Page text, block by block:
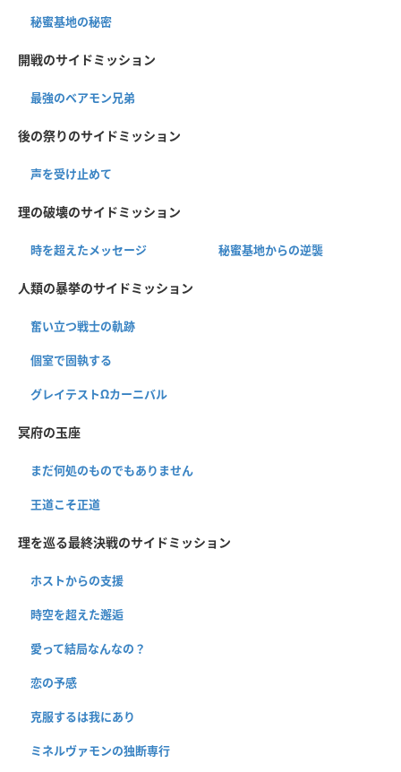
秘蜜基地の秘密
開戦のサイドミッション
最強のベアモン兄弟
後の祭りのサイドミッション
声を受け止めて
理の破壊のサイドミッション
時を超えたメッセージ 秘蜜基地からの逆襲
人類の暴挙のサイドミッション
奮い立つ戦士の軌跡
個室で固執する
グレイテストΩカーニバル
冥府の玉座
まだ何処のものでもありません
王道こそ正道
理を巡る最終決戦のサイドミッション
ホストからの支援
時空を超えた邂逅
愛って結局なんなの？
恋の予感
克服するは我にあり
ミネルヴァモンの独断専行